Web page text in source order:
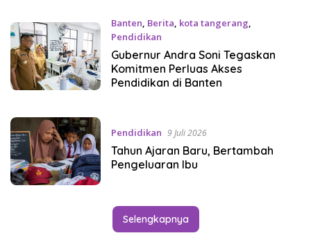
Banten, Berita, kota tangerang,
Pendidikan
14 Juli 2026
Gubernur Andra Soni Tegaskan
Komitmen Perluas Akses
Pendidikan di Banten
Pendidikan 9 Juli 2026
Tahun Ajaran Baru, Bertambah
Pengeluaran Ibu
Selengkapnya